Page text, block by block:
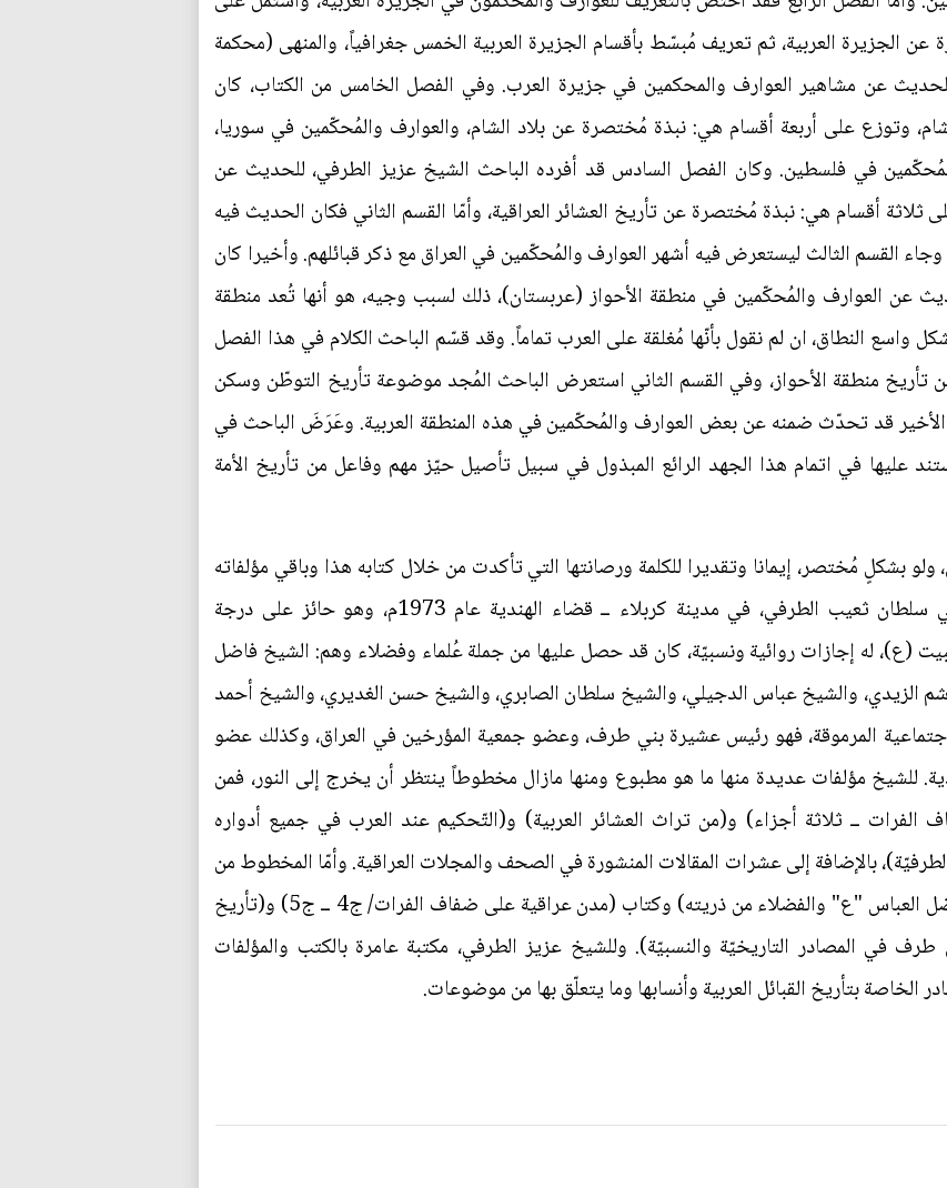
الجزيرة العربية، ثم تعريف مُبسّط بأقسام الجزيرة العربية الخمس جغرافياً، والمنهى (محكمة
عن مشاهير العوارف والمحكمين في جزيرة العرب. وفي الفصل الخامس من الكتاب، كان
وتوزع على أربعة أقسام هي: نبذة مُختصرة عن بلاد الشام، والعوارف والمُحكّمين في سوريا،
في فلسطين. وكان الفصل السادس قد أفرده الباحث الشيخ عزيز الطرفي، للحديث عن
أقسام هي: نبذة مُختصرة عن تأريخ العشائر العراقية، وأمّا القسم الثاني فكان الحديث فيه
القسم الثالث ليستعرض فيه أشهر العوارف والمُحكّمين في العراق مع ذكر قبائلهم. وأخيرا كان
عن العوارف والمُحكّمين في منطقة الأحواز (عربستان)، ذلك لسبب وجيه، هو أنها تُعد منطقة
بشكل واسع النطاق، ان لم نقول بأنّها مُغلقة على العرب تماماً. وقد قسّم الباحث الكلام في هذا الفصل
منطقة الأحواز، وفي القسم الثاني استعرض الباحث المُجد موضوعة تأريخ التوطّن وسكن
الأخير قد تحدّث ضمنه عن بعض العوارف والمُحكّمين في هذه المنطقة العربية. وعَرَضَ الباحث في
عليها في اتمام هذا الجهد الرائع المبذول في سبيل تأصيل حيّز مهم وفاعل من تأريخ الأمة
بشكلٍ مُختصر، إيمانا وتقديرا للكلمة ورصانتها التي تأكدت من خلال كتابه هذا وباقي مؤلفاته
العديدة. فقد ولد الشيخ عزيز جفات كنجي سلطان ثعيب الطرفي، في مدينة كربلاء ــ قضاء الهندية عام 1973م، وهو حائز على درجة
(ع)، له إجازات روائية ونسبيّة، كان قد حصل عليها من جملة عُلماء وفضلاء وهم: الشيخ فاضل
الزيدي، والشيخ عباس الدجيلي، والشيخ سلطان الصابري، والشيخ حسن الغديري، والشيخ أحمد
المرموقة، فهو رئيس عشيرة بني طرف، وعضو جمعية المؤرخين في العراق، وكذلك عضو
للشيخ مؤلفات عديدة منها ما هو مطبوع ومنها مازال مخطوطاً ينتظر أن يخرج إلى النور، فمن
ــ ثلاثة أجزاء) و(من تراث العشائر العربية) و(التّحكيم عند العرب في جميع أدواره
بالإضافة إلى عشرات المقالات المنشورة في الصحف والمجلات العراقية. وأمّا المخطوط من
مؤلفاته فيمكننا ذكر جملة منها كتاب (أبا الفضل العباس "ع" والفضلاء من ذريته) وكتاب (مدن عراقية على ضفاف الفرات/ ج4 ــ ج5) و(تأريخ
في المصادر التاريخيّة والنسبيّة). وللشيخ عزيز الطرفي، مكتبة عامرة بالكتب والمؤلفات
بتأريخ القبائل العربية وأنسابها وما يتعلّق بها من موضوعات.